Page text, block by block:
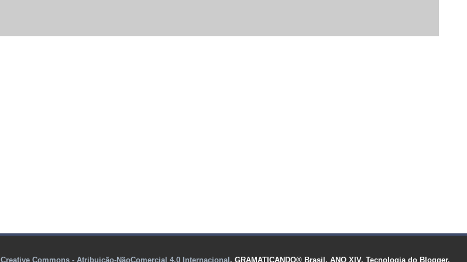
Creative Commons - Atribuição-NãoComercial 4.0 Internacional . GRAMATICANDO® Brasil, ANO XIV. Tecnologia do Blogger.